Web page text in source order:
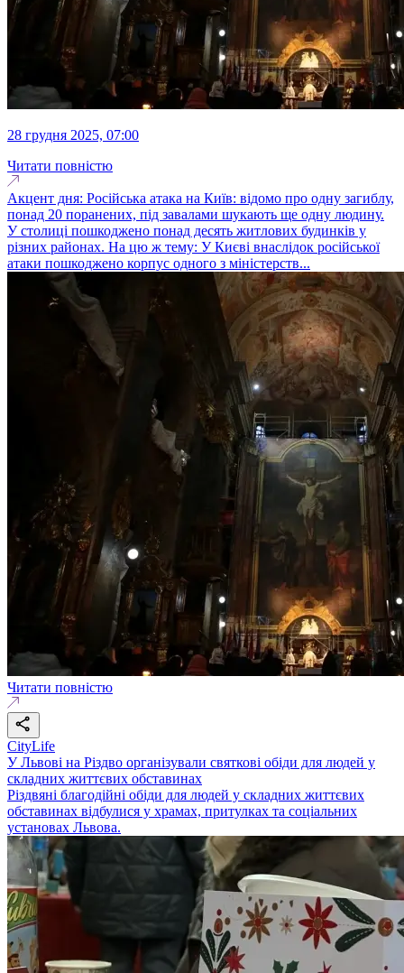
28 грудня 2025, 07:00
Читати повністю
Акцент дня: Російська атака на Київ: відомо про одну загиблу,
понад 20 поранених, під завалами шукають ще одну людину.
У столиці пошкоджено понад десять житлових будинків у
різних районах. На цю ж тему: У Києві внаслідок російської
атаки пошкоджено корпус одного з міністерств...
Читати повністю
CityLife
У Львові на Різдво організували святкові обіди для людей у
складних життєвих обставинах
Різдвяні благодійні обіди для людей у складних життєвих
обставинах відбулися у храмах, притулках та соціальних
установах Львова.